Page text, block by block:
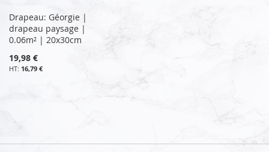
Drapeau: Géorgie |
drapeau paysage |
0.06m² | 20x30cm
19,98 €
16,79 €